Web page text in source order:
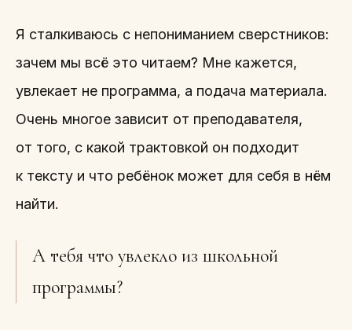
Я сталкиваюсь с непониманием сверстников:
зачем мы всё это читаем? Мне кажется,
увлекает не программа, а подача материала.
Очень многое зависит от преподавателя,
от того, с какой трактовкой он подходит
к тексту и что ребёнок может для себя в нём
найти.
А тебя что увлекло из школьной
программы?